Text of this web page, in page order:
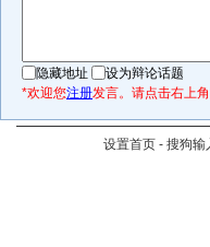
隐藏地址
设为辩论话题
*欢迎您注册发言。请点击右上角
设置首页 - 搜狗输